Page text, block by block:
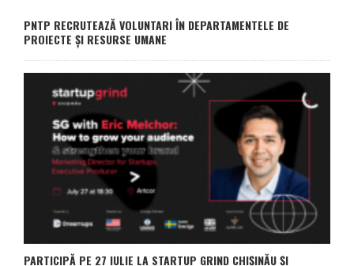
PNTP RECRUTEAZĂ VOLUNTARI ÎN DEPARTAMENTELE DE
PROIECTE ȘI RESURSE UMANE
PARTICIPĂ PE 27 IULIE LA STARTUP GRIND CHIȘINĂU ȘI